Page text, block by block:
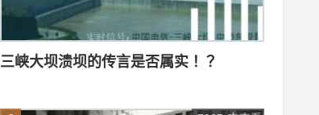
三峡大坝溃坝的传言是否属实！？